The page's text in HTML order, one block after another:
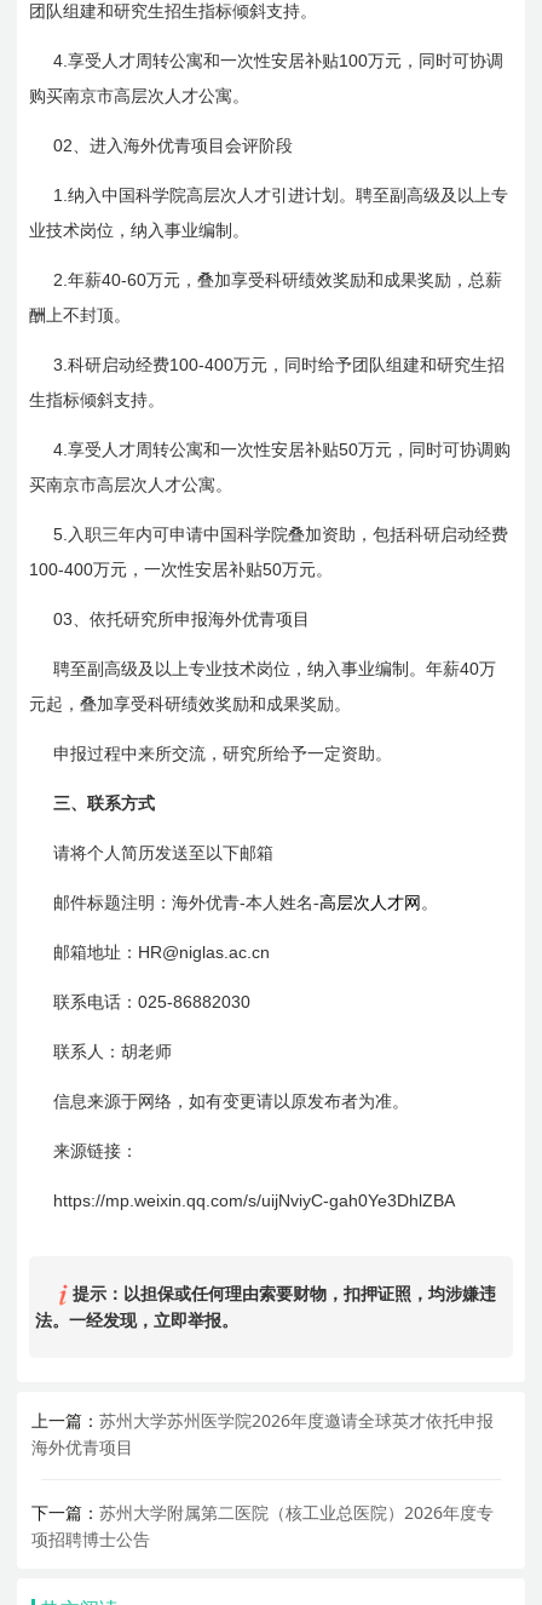
团队组建和研究生招生指标倾斜支持。
4.享受人才周转公寓和一次性安居补贴100万元，同时可协调
购买南京市高层次人才公寓。
02 、进入海外优青项目会评阶段
1.纳入中国科学院高层次人才引进计划。聘至副高级及以上专
业技术岗位，纳入事业编制。
2.年薪40-60万元，叠加享受科研绩效奖励和成果奖励，总薪
酬上不封顶。
3.科研启动经费100-400万元，同时给予团队组建和研究生招
生指标倾斜支持。
4.享受人才周转公寓和一次性安居补贴50万元，同时可协调购
买南京市高层次人才公寓。
5. 入职三年内可申请中国科学院叠加资助，包括科研启动经费
100-400万元，一次性安居补贴50万元。
03 、依托研究所申报海外优青项目
聘至副高级及以上专业技术岗位，纳入事业编制。年薪40万
元起，叠加享受科研绩效奖励和成果奖励。
申报过程中来所交流，研究所给予一定资助。
三、联系方式
请将个人简历发送至以下邮箱
邮件标题注明：海外优青-本人姓名-高层次人才网 。
邮箱地址： HR@niglas.ac.cn
联系电话：025-86882030
联系人：胡老师
信息来源于网络，如有变更请以原发布者为准。
来源链接：
https://mp.weixin.qq.com/s/uijNviyC-gah0Ye3DhlZBA
提示：以担保或任何理由索要财物，扣押证照，均涉嫌违
法。一经发现，立即举报。
上一篇：苏州大学苏州医学院2026年度邀请全球英才依托申报
海外优青项目
下一篇：苏州大学附属第二医院（核工业总医院）2026年度专
项招聘博士公告